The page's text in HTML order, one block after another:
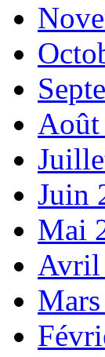
Août
Juin
Mai
Avril